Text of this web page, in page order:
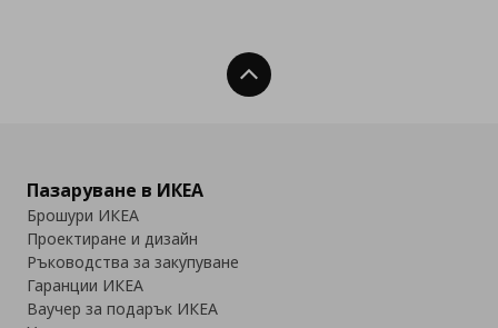
Нагоре
Пазаруване в ИКЕА
Брошури ИКЕА
Проектиране и дизайн
Ръководства за закупуване
Гаранции ИКЕА
Ваучер за подарък ИКЕА